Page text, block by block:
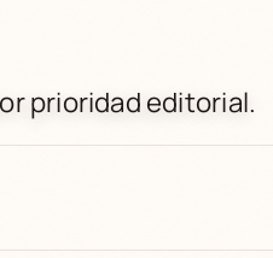
prioridad editorial.